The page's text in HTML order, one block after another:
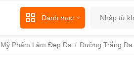
Danh mục
Mỹ Phẩm Làm Đẹp Da / Dưỡng Trắng Da